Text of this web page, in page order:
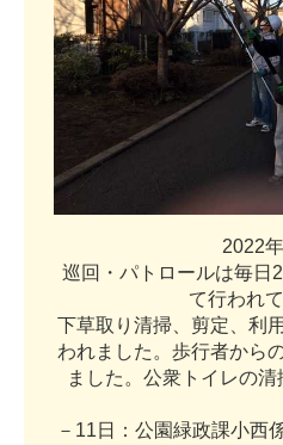
2022年
巡回 ・ パト ロ ールは毎日 2
て行われて
下草取 り 清掃 剪定 利 用
われま した 。 歩行者から
ま した 。 公衆 ト イ レの清
－ 11 日 ： 公園緑政課小西